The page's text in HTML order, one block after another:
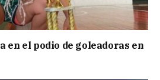
en el podio de goleadoras en